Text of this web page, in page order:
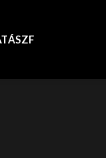
ÁSZF